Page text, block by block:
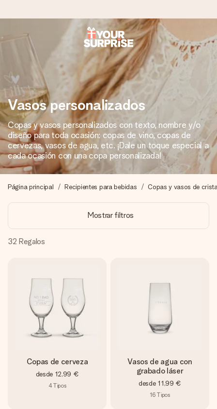
Pide hoy y se envía en 1 día laborable
Preparamos tu regalo con cuidado y lo enviamos al vuelo,
para que lo entregues en el momento perfecto, cuando más
importa.
4,5 (basado en +15.000 opiniones)
Nuestros regalos inspiran. Los clientes nos dan un 4,5 en
Google Reviews.
Crea algo único en pocos pasos – con su nombre, tu foto o
un mensaje que llegue al corazón. Sin complicaciones, solo
todo el amor para el momento.
Vasos personalizados
Copas y vasos personalizados con texto, nombre y/o
diseño para toda ocasión: copas de vino, copas de
cervezas, vasos de agua, etc. ¡Dale un toque especial a
cada ocasión con una copa personalizada!
Página principal Recipientes para bebidas Copas y vasos de
Mostrar filtros
32 Regalos
Copas de cerveza
desde 12,99 €
4Tipos
Vasos de agua con
grabado láser
desde 11,99 €
16 Tipos